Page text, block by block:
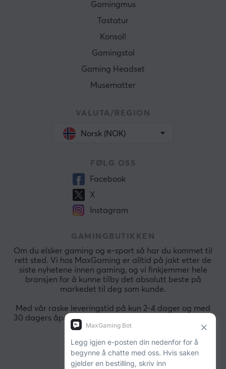
Gamingmus
Tastatur
Konsoll
Gamingstol
Gaming Headset
Musematter
VALUTA/REGION
Norsk (NOK)
FØLG OSS
Facebook
X
Instagram
GAMINGBUTIKKEN
Om du elsker gaming og e-sport så har du kommet til
rett sted. Vi hos MaxGaming er alltid på jakt etter de
siste nyhetene innen gaming, og vi finkjemmer hele
bransjen for å kunne tilby det absolutt beste på
markedet til deg som kunde.
Med vår raske leveringstid på kun 2-4 dager og med
30 dagers åpent kjøp så kan du alltid handle raskt og
sikkert.